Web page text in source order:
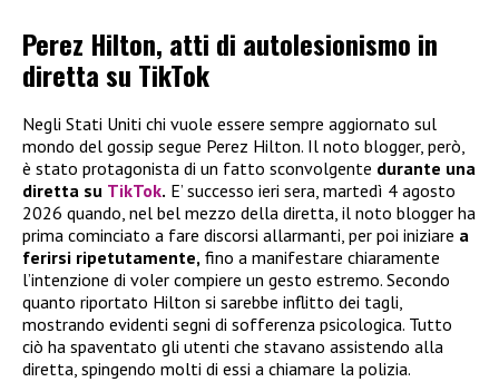
Perez Hilton, atti di autolesionismo in
diretta su TikTok
Negli Stati Uniti chi vuole essere sempre aggiornato sul
mondo del gossip segue Perez Hilton. Il noto blogger, però,
è stato protagonista di un fatto sconvolgente durante una
diretta su TikTok. E’ successo ieri sera, martedì 4 agosto
2026 quando, nel bel mezzo della diretta, il noto blogger ha
prima cominciato a fare discorsi allarmanti, per poi iniziare a
ferirsi ripetutamente, fino a manifestare chiaramente
l’intenzione di voler compiere un gesto estremo. Secondo
quanto riportato Hilton si sarebbe inflitto dei tagli,
mostrando evidenti segni di sofferenza psicologica. Tutto
ciò ha spaventato gli utenti che stavano assistendo alla
diretta, spingendo molti di essi a chiamare la polizia.